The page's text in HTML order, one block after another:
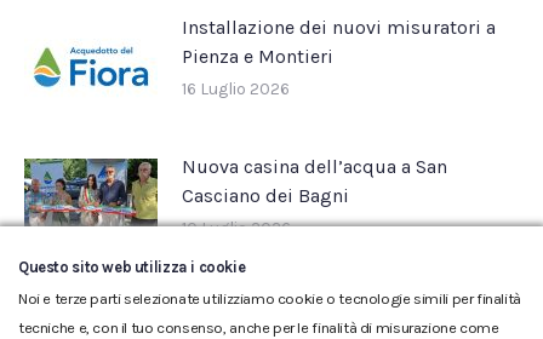
Installazione dei nuovi misuratori a
Pienza e Montieri
16 Luglio 2026
Nuova casina dell’acqua a San
Casciano dei Bagni
10 Luglio 2026
Questo sito web utilizza i cookie
Noi e terze parti selezionate utilizziamo cookie o tecnologie simili per finalità
tecniche e, con il tuo consenso, anche per le finalità di misurazione come